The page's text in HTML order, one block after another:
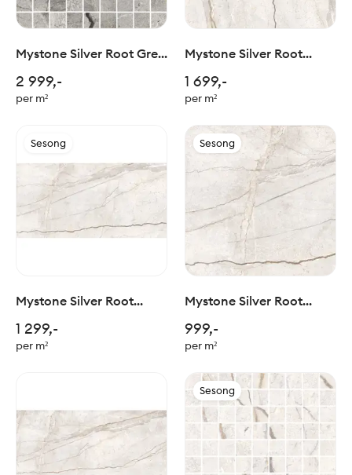
Mystone Silver Root Grey
2 999,-
per m²
Mystone Silver Root
1 699,-
per m²
Sesong
Mystone Silver Root
1 299,-
per m²
Sesong
Mystone Silver Root
999,-
per m²
Sesong